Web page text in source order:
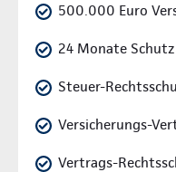
500.000 Euro
24 Monate
Steuer-
Versicherungs-
Vertrags-